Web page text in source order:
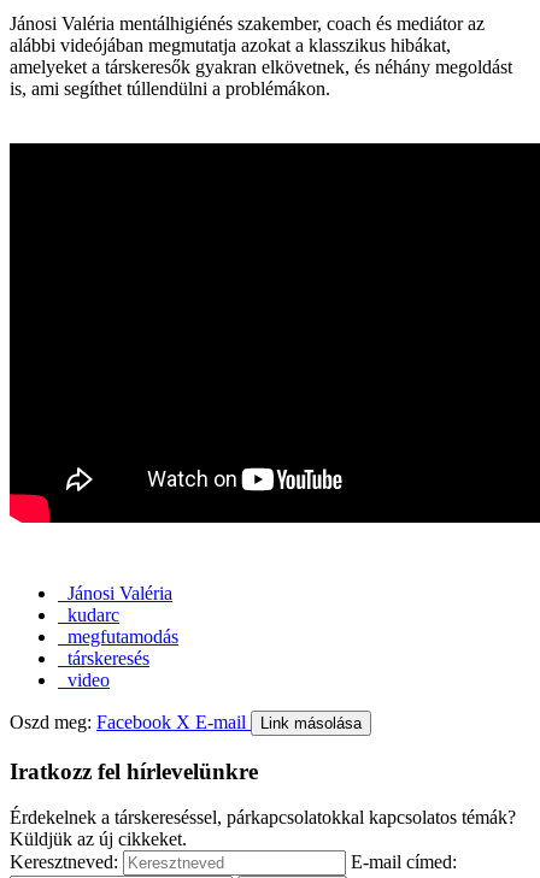
Jánosi Valéria mentálhigiénés szakember, coach és mediátor az
alábbi videójában megmutatja azokat a klasszikus hibákat,
amelyeket a társkeresők gyakran elkövetnek, és néhány megoldást
is, ami segíthet túllendülni a problémákon.
Jánosi Valéria
kudarc
megfutamodás
társkeresés
video
Oszd meg: Facebook X E-mail Link másolása
Iratkozz fel hírlevelünkre
Érdekelnek a társkereséssel, párkapcsolatokkal kapcsolatos témák?
Küldjük az új cikkeket.
Keresztneved:
E-mail címed: